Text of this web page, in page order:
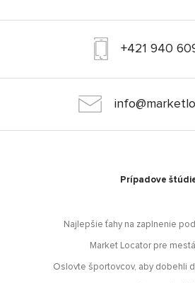
+421 940
Prípadove
Najlepšie ťahy na zaplnenie
Market Locator pre
Oslovte športovcov, aby dobehli